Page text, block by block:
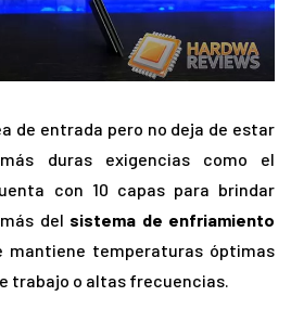
de entrada pero no deja de estar
duras exigencias como el
con 10 capas para brindar
del sistema de enfriamiento
mantiene temperaturas óptimas
trabajo o altas frecuencias.